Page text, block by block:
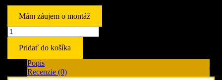
Mám záujem o montáž
množstvo
Daikin
Stylish
FTXA42BT
RXA42A9
Pridať do košíka
Popis
Recenzie (0)